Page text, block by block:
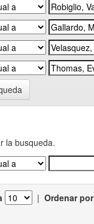
la busqueda.
| Ordenar por